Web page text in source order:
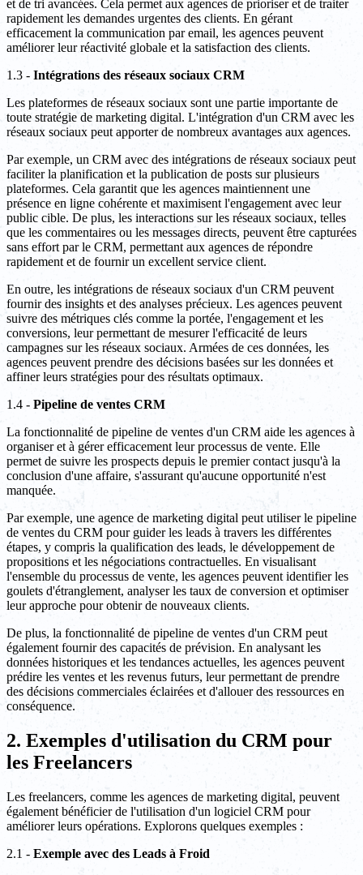
et de tri avancées. Cela permet aux agences de prioriser et de traiter
rapidement les demandes urgentes des clients. En gérant
efficacement la communication par email, les agences peuvent
améliorer leur réactivité globale et la satisfaction des clients.
1.3 - Intégrations des réseaux sociaux CRM
Les plateformes de réseaux sociaux sont une partie importante de
toute stratégie de marketing digital. L'intégration d'un CRM avec les
réseaux sociaux peut apporter de nombreux avantages aux agences.
Par exemple, un CRM avec des intégrations de réseaux sociaux peut
faciliter la planification et la publication de posts sur plusieurs
plateformes. Cela garantit que les agences maintiennent une
présence en ligne cohérente et maximisent l'engagement avec leur
public cible. De plus, les interactions sur les réseaux sociaux, telles
que les commentaires ou les messages directs, peuvent être capturées
sans effort par le CRM, permettant aux agences de répondre
rapidement et de fournir un excellent service client.
En outre, les intégrations de réseaux sociaux d'un CRM peuvent
fournir des insights et des analyses précieux. Les agences peuvent
suivre des métriques clés comme la portée, l'engagement et les
conversions, leur permettant de mesurer l'efficacité de leurs
campagnes sur les réseaux sociaux. Armées de ces données, les
agences peuvent prendre des décisions basées sur les données et
affiner leurs stratégies pour des résultats optimaux.
1.4 - Pipeline de ventes CRM
La fonctionnalité de pipeline de ventes d'un CRM aide les agences à
organiser et à gérer efficacement leur processus de vente. Elle
permet de suivre les prospects depuis le premier contact jusqu'à la
conclusion d'une affaire, s'assurant qu'aucune opportunité n'est
manquée.
Par exemple, une agence de marketing digital peut utiliser le pipeline
de ventes du CRM pour guider les leads à travers les différentes
étapes, y compris la qualification des leads, le développement de
propositions et les négociations contractuelles. En visualisant
l'ensemble du processus de vente, les agences peuvent identifier les
goulets d'étranglement, analyser les taux de conversion et optimiser
leur approche pour obtenir de nouveaux clients.
De plus, la fonctionnalité de pipeline de ventes d'un CRM peut
également fournir des capacités de prévision. En analysant les
données historiques et les tendances actuelles, les agences peuvent
prédire les ventes et les revenus futurs, leur permettant de prendre
des décisions commerciales éclairées et d'allouer des ressources en
conséquence.
2. Exemples d'utilisation du CRM pour
les Freelancers
Les freelancers, comme les agences de marketing digital, peuvent
également bénéficier de l'utilisation d'un logiciel CRM pour
améliorer leurs opérations. Explorons quelques exemples :
2.1 - Exemple avec des Leads à Froid